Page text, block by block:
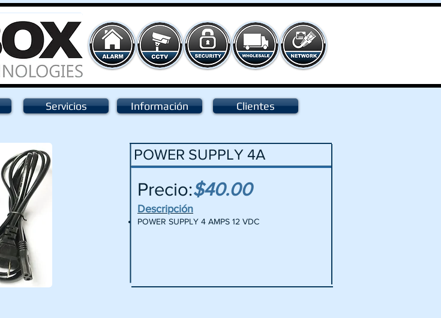
Servicios Información Clientes
POWER SUPPLY 4A
Precio:$40.00
Descripción
POWER SUPPLY 4 AMPS 12 VDC